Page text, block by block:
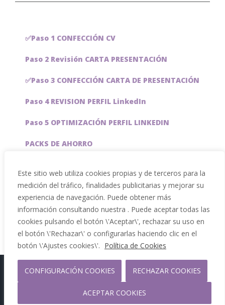
Este sitio web utiliza cookies propias y de terceros para la
medición del tráfico, finalidades publicitarias y mejorar su
experiencia de navegación. Puede obtener más
información consultando nuestra . Puede aceptar todas las
cookies pulsando el botón \'Aceptar\', rechazar su uso en
el botón \'Rechazar\' o configurarlas haciendo clic en el
botón \'Ajustes cookies\'. Política de Cookies
CONFIGURACIÓN COOKIES RECHAZAR COOKIES
ACEPTAR COOKIES
✅Paso 1 CONFECCIÓN CV
Paso 2 Revisión CARTA PRESENTACIÓN
✅Paso 3 CONFECCIÓN CARTA DE PRESENTACIÓN
Paso 4 REVISION PERFIL LinkedIn
Paso 5 OPTIMIZACIÓN PERFIL LINKEDIN
PACKS DE AHORRO
Servicios especiales
Copyright 2012 - 2026 |
Facebook
Phone